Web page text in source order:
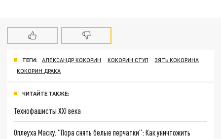
ТЕГИ: АЛЕКСАНДР КОКОРИН КОКОРИН СТУЛ
ЗЯТЬ КОКОРИНА
КОКОРИН ДРАКА
ЧИТАЙТЕ ТАКЖЕ:
Технофашисты XXI века
Оплеуха Маску. "Пора снять белые перчатки": Как уничтожить